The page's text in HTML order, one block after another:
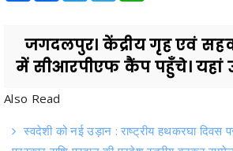
Also Read
स्वदेशी को नई उड़ान : राष्ट्रीय हथकरघा
पुरस्कार राशि प्रदान की,प्रदेश स्तरीय बुनकर
10 अगस्त को जिलेभर में मनाया जाएगा
होगा मॉप-अप दिवस